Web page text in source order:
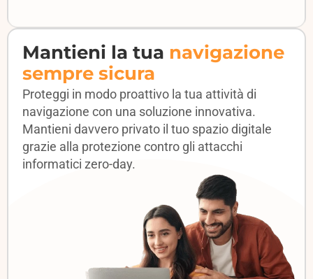
Mantieni la tua navigazione
sempre sicura
Proteggi in modo proattivo la tua attività di
navigazione con una soluzione innovativa.
Mantieni davvero privato il tuo spazio digitale
grazie alla protezione contro gli attacchi
informatici zero-day.